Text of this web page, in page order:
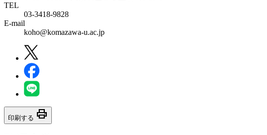
TEL
03-3418-9828
E-mail
koho@komazawa-u.ac.jp
印刷する print